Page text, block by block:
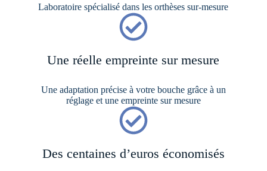
Laboratoire spécialisé dans les orthèses sur-mesure
Une réelle empreinte sur mesure
Une adaptation précise à votre bouche grâce à un
réglage et une empreinte sur mesure
Des centaines d’euros économisés